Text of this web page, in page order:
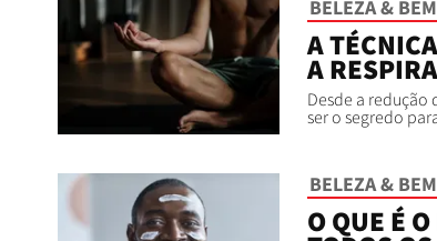
BELEZA &
A
A
Desde a redução
ser o segredo
BELEZA &
O QUE É